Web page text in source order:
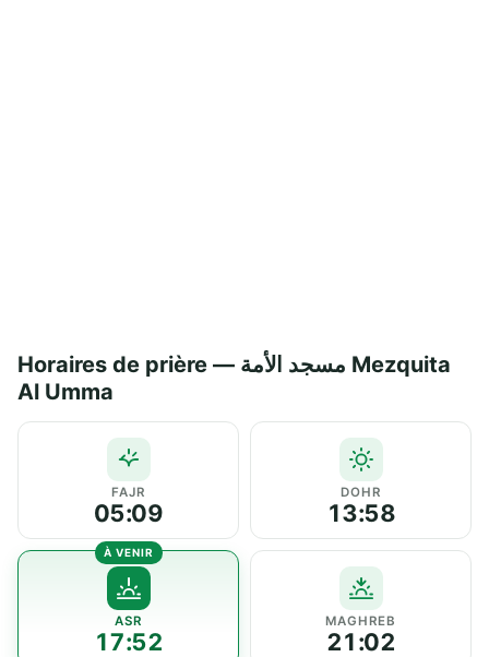
Horaires de prière — مسجد الأمة Mezquita
Al Umma
FAJR
05:09
DOHR
13:58
ASR
17:52
MAGHREB
21:02